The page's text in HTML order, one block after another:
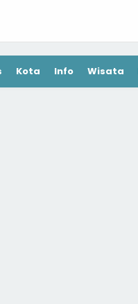
Kota Info Wisata